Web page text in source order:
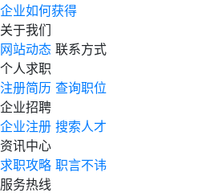
企业如何获得
关于我们
网站动态 联系方式
个人求职
注册简历 查询职位
企业招聘
企业注册 搜索人才
资讯中心
求职攻略 职言不讳
服务热线